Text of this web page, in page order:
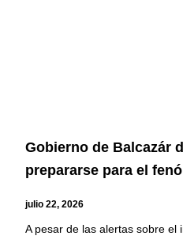
Gobierno de Balcazár
prepararse para el
julio 22, 2026
A pesar de las alertas sobre el